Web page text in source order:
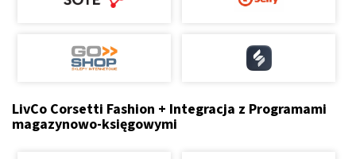
LivCo Corsetti Fashion + Integracja z Programami
magazynowo-księgowymi